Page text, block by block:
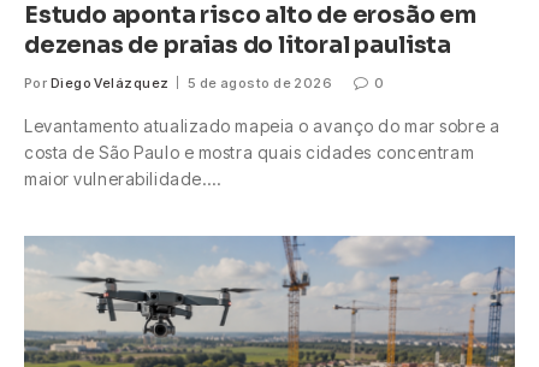
Estudo aponta risco alto de erosão em
dezenas de praias do litoral paulista
Por Diego Velázquez 5 de agosto de 2026 0
Levantamento atualizado mapeia o avanço do mar sobre a
costa de São Paulo e mostra quais cidades concentram
maior vulnerabilidade.…